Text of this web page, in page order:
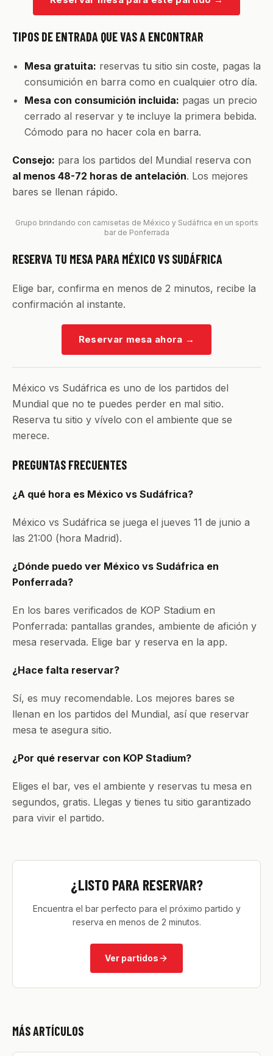
TIPOS DE ENTRADA QUE VAS A ENCONTRAR
Mesa gratuita: reservas tu sitio sin coste, pagas la
consumición en barra como en cualquier otro día.
Mesa con consumición incluida: pagas un precio
cerrado al reservar y te incluye la primera bebida.
Cómodo para no hacer cola en barra.
Consejo: para los partidos del Mundial reserva con
al menos 48-72 horas de antelación. Los mejores
bares se llenan rápido.
Grupo brindando con camisetas de México y Sudáfrica en un sports
bar de Ponferrada
RESERVA TU MESA PARA MÉXICO VS SUDÁFRICA
Elige bar, confirma en menos de 2 minutos, recibe la
confirmación al instante.
Reservar mesa ahora →
México vs Sudáfrica es uno de los partidos del
Mundial que no te puedes perder en mal sitio.
Reserva tu sitio y vívelo con el ambiente que se
merece.
PREGUNTAS FRECUENTES
¿A qué hora es México vs Sudáfrica?
México vs Sudáfrica se juega el jueves 11 de junio a
las 21:00 (hora Madrid).
¿Dónde puedo ver México vs Sudáfrica en
Ponferrada?
En los bares verificados de KOP Stadium en
Ponferrada: pantallas grandes, ambiente de afición y
mesa reservada. Elige bar y reserva en la app.
¿Hace falta reservar?
Sí, es muy recomendable. Los mejores bares se
llenan en los partidos del Mundial, así que reservar
mesa te asegura sitio.
¿Por qué reservar con KOP Stadium?
Eliges el bar, ves el ambiente y reservas tu mesa en
segundos, gratis. Llegas y tienes tu sitio garantizado
para vivir el partido.
¿LISTO PARA RESERVAR?
Encuentra el bar perfecto para el próximo partido y
reserva en menos de 2 minutos.
Ver partidos
MÁS ARTÍCULOS